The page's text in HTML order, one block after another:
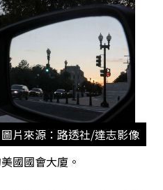
圖片來源：路透社/達志影像
國國會大廈。